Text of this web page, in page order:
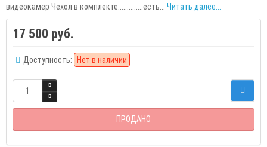
видеокамер Чехол в комплекте..............есть... Читать далее...
17 500 руб.
Доступность: Нет в наличии
ПРОДАНО